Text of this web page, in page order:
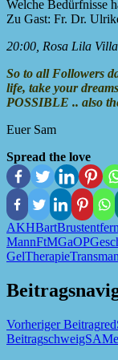
Welche Bedürfnisse
Zu Gast: Fr. Dr.
20:00, Rosa Lila
So to all Followers
life, take your
POSSIBLE .. also
Euer Sam
Spread the love
AKHBart
MannFtMGaOP
GelTherapie
Vorheriger Beitrag
Beitrag